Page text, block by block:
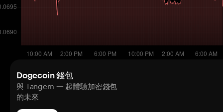
Dogecoin 錢包
與 Tangem 一 起體驗加密錢包
的未來